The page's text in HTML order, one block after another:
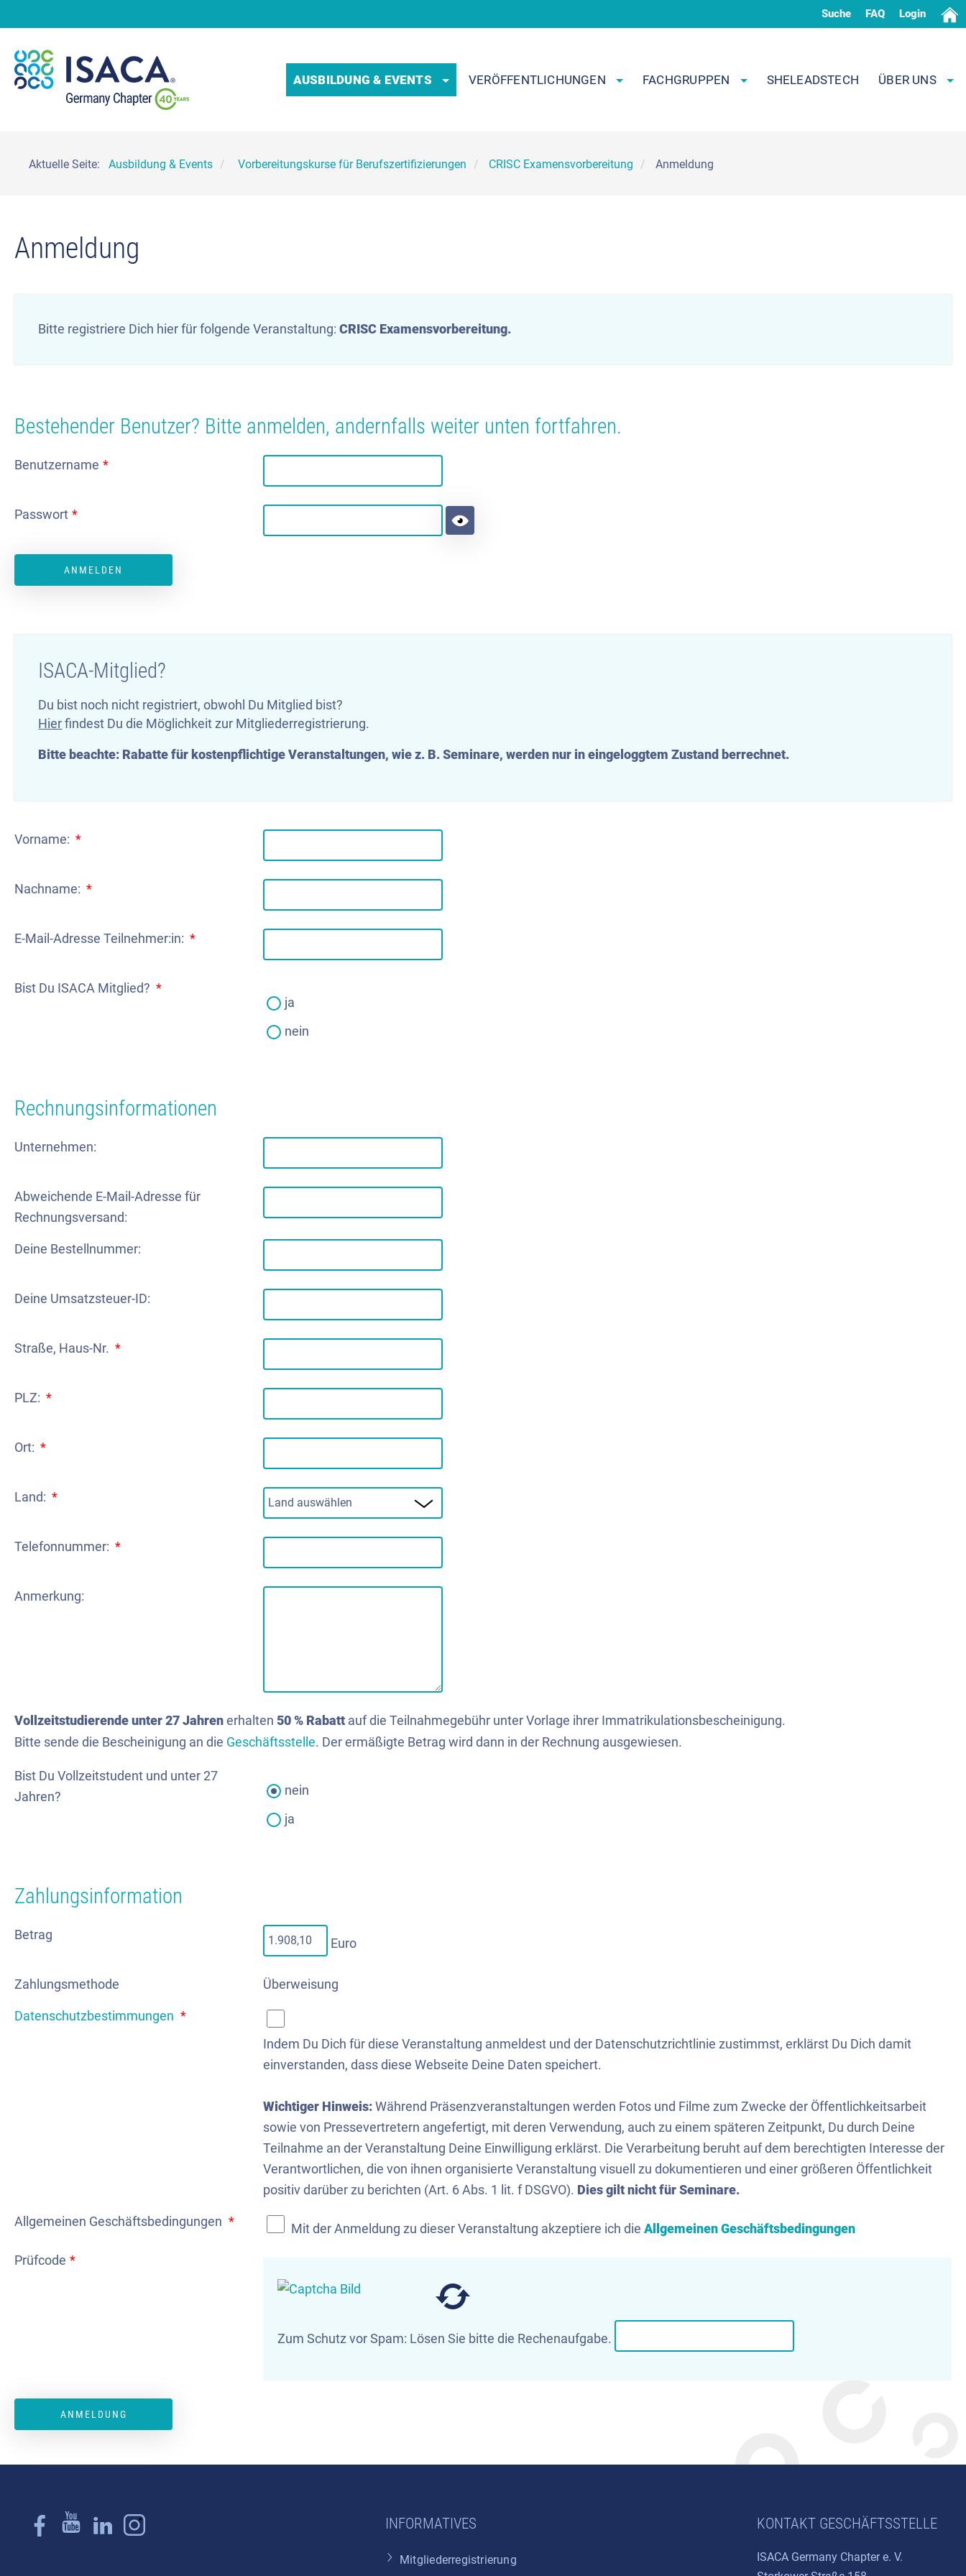
Suche FAQ Login
AUSBILDUNG & EVENTS VERÖFFENTLICHUNGEN FACHGRUPPEN SHELEADSTECH ÜBER UNS
Aktuelle Seite: Ausbildung & Events Vorbereitungskurse für Berufszertifizierungen CRISC Examensvorbereitung Anmeldung
Anmeldung
Bitte registriere Dich hier für folgende Veranstaltung:CRISC Examensvorbereitung.
Bestehender Benutzer? Bitte anmelden, andernfalls weiter unten fortfahren.
Benutzername *
Passwort *
ISACA-Mitglied?
Du bist noch nicht registriert, obwohl Du Mitglied bist?
Hier findest Du die Möglichkeit zur Mitgliederregistrierung.
Bitte beachte: Rabatte für kostenpflichtige Veranstaltungen, wie z. B. Seminare, werden nur in eingeloggtem Zustand berrechnet.
Vorname: *
Nachname: *
E-Mail-Adresse Teilnehmer:in: *
Bist Du ISACA Mitglied? *
ja
nein
Rechnungsinformationen
Unternehmen:
Abweichende E-Mail-Adresse für
Rechnungsversand:
Deine Bestellnummer:
Deine Umsatzsteuer-ID:
Straße, Haus-Nr. *
PLZ: *
Ort: *
Land: *
Telefonnummer: *
Anmerkung:
Vollzeitstudierende unter 27 Jahren erhalten 50 % Rabatt auf die Teilnahmegebühr unter Vorlage ihrer Immatrikulationsbescheinigung.
Bitte sende die Bescheinigung an die Geschäftsstelle. Der ermäßigte Betrag wird dann in der Rechnung ausgewiesen.
Bist Du Vollzeitstudent und unter 27
Jahren?
nein
ja
Zahlungsinformation
Betrag
Euro
Zahlungsmethode Überweisung
Datenschutzbestimmungen *
Indem Du Dich für diese Veranstaltung anmeldest und der Datenschutzrichtlinie zustimmst, erklärst Du Dich damit
einverstanden, dass diese Webseite Deine Daten speichert.
Wichtiger Hinweis: Während Präsenzveranstaltungen werden Fotos und Filme zum Zwecke der Öffentlichkeitsarbeit
sowie von Pressevertretern angefertigt, mit deren Verwendung, auch zu einem späteren Zeitpunkt, Du durch Deine
Teilnahme an der Veranstaltung Deine Einwilligung erklärst. Die Verarbeitung beruht auf dem berechtigten Interesse der
Verantwortlichen, die von ihnen organisierte Veranstaltung visuell zu dokumentieren und einer größeren Öffentlichkeit
positiv darüber zu berichten (Art. 6 Abs. 1 lit. f DSGVO). Dies gilt nicht für Seminare.
Allgemeinen Geschäftsbedingungen * Mit der Anmeldung zu dieser Veranstaltung akzeptiere ich die Allgemeinen Geschäftsbedingungen
Prüfcode *
Zum Schutz vor Spam: Lösen Sie bitte die Rechenaufgabe.
INFORMATIVES
Mitgliederregistrierung
KONTAKT GESCHÄFTSSTELLE
ISACA Germany Chapter e. V.